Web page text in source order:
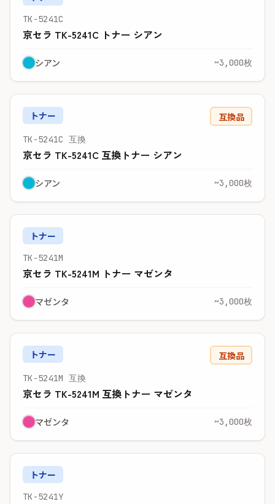
TK-5241C
京セラ TK-5241C トナー シアン
シアン ~3,000枚
トナー 互換品
TK-5241C 互換
京セラ TK-5241C 互換トナー シアン
シアン ~3,000枚
トナー
TK-5241M
京セラ TK-5241M トナー マゼンタ
マゼンタ ~3,000枚
トナー 互換品
TK-5241M 互換
京セラ TK-5241M 互換トナー マゼンタ
マゼンタ ~3,000枚
トナー
TK-5241Y